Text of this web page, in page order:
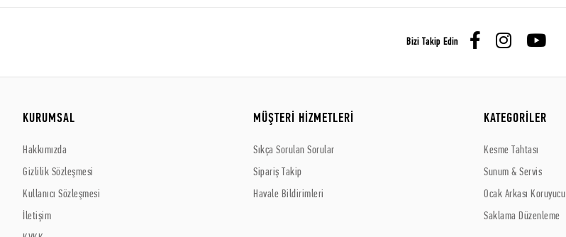
Bizi Takip Edin
KURUMSAL
Hakkımızda
Gizlilik Sözleşmesi
Kullanıcı Sözleşmesi
İletişim
MÜŞTERİ HİZMETLERİ
Sıkça Sorulan Sorular
Sipariş Takip
Havale Bildirimleri
KATEGORİLER
Kesme Tahtası
Sunum & Servis
Ocak Arkası Koruyucu
Saklama Düzenleme